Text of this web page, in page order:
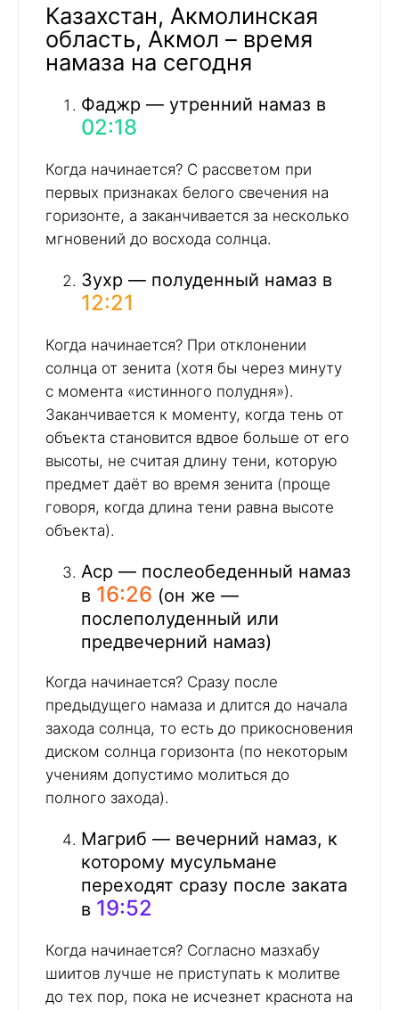
Казахстан, Акмолинская
область, Акмол – время
намаза на сегодня
Фаджр — утренний намаз в
02:18
Когда начинается? С рассветом при
первых признаках белого свечения на
горизонте, а заканчивается за несколько
мгновений до восхода солнца.
Зухр — полуденный намаз в
12:21
Когда начинается? При отклонении
солнца от зенита (хотя бы через минуту
с момента «истинного полудня»).
Заканчивается к моменту, когда тень от
объекта становится вдвое больше от его
высоты, не считая длину тени, которую
предмет даёт во время зенита (проще
говоря, когда длина тени равна высоте
объекта).
Аср — послеобеденный намаз
в 16:26 (он же —
послеполуденный или
предвечерний намаз)
Когда начинается? Сразу после
предыдущего намаза и длится до начала
захода солнца, то есть до прикосновения
диском солнца горизонта (по некоторым
учениям допустимо молиться до
полного захода).
Магриб — вечерний намаз, к
которому мусульмане
переходят сразу после заката
в 19:52
Когда начинается? Согласно мазхабу
шиитов лучше не приступать к молитве
до тех пор, пока не исчезнет краснота на